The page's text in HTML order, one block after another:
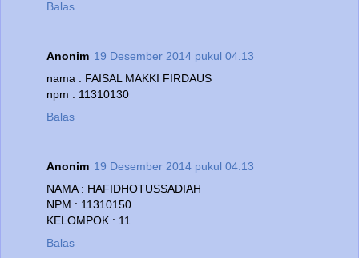
Balas
Anonim 19 Desember 2014 pukul 04.13
nama : FAISAL MAKKI FIRDAUS
npm : 11310130
Balas
Anonim 19 Desember 2014 pukul 04.13
NAMA : HAFIDHOTUSSADIAH
NPM : 11310150
KELOMPOK : 11
Balas